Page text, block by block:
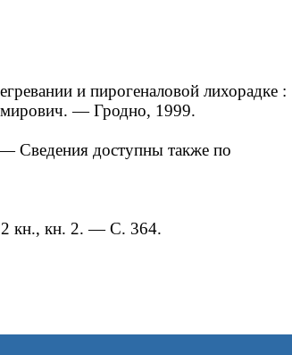
и пирогеналовой лихорадке :
— Гродно, 1999.
Сведения доступны также по
2 кн., кн. 2. — С. 364.